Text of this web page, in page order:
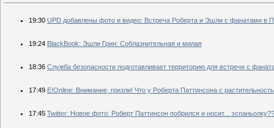
19:30 UPD добавлены фото и видео: Встреча Роберта и Эшли с фанатами в
19:24 BlackBook: Эшли Грин: Соблазнительная и милая
18:36 Служба безопасности подготавливает территорию для встречи с
17:49 E!Online: Внимание, гризли! Что у Роберта Паттинсона с
17:45 Twitter: Новое фото: Роберт Паттинсон побрился и носит... эспаньолку??